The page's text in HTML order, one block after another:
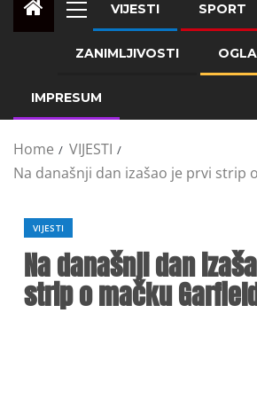
VIJESTI SPORT
ZANIMLJIVOSTI
IMPRESUM
Home
VIJESTI
Na današnji dan izašao je prvi strip
VIJESTI
Na današnji dan
strip o mačku